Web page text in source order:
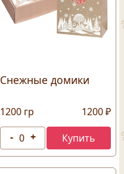
Снежные домики
1200 гр 1200 ₽